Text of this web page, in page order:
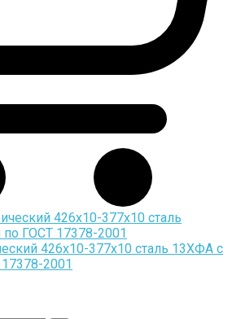
426х10-377х10 сталь 13ХФА с
2001